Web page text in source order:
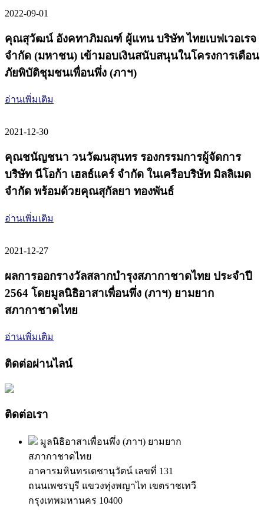
2022-09-01
คุณสุวัฒน์ อังคทาภิมณฑ์ ผู้แทน บริษัท ไทยเบฟเวอเรจ
จำกัด (มหาชน) เข้ามอบเงินสนับสนุนในโครงการเตือน
ภัยพิบัติชุมชนเพื่อนพึ่ง (ภาฯ)
อ่านเพิ่มเติม
2021-12-30
คุณชนัญชนา วนวัฒนสุนทร รองกรรมการผู้จัดการ
บริษัท นีโอก้า เฮลธ์แคร์ จำกัด ในเครือบริษัท มิลลิเมด
จำกัด พร้อมด้วยคุณสุกัลยา ทองพันธ์
อ่านเพิ่มเติม
2021-12-27
ผลการออกรางวัลสลากบำรุงสภากาชาดไทย ประจำปี
2564 โดยมูลนิธิอาสาเพื่อนพึ่ง (ภาฯ) ยามยาก
สภากาชาดไทย
อ่านเพิ่มเติม
ติดต่อผ่านไลน์
ติดต่อเรา
มูลนิธิอาสาเพื่อนพึ่ง (ภาฯ) ยามยาก
สภากาชาดไทย
อาคารมหินทรเดชานุวัตน์ เลขที่ 131
ถนนเพชรบุรี แขวงทุ่งพญาไท เขตราชเทวี
กรุงเทพมหานคร 10400